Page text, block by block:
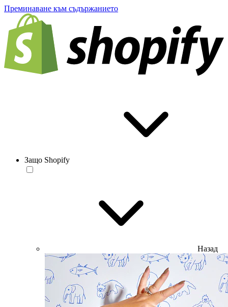
Преминаване към съдържанието
Защо Shopify
Назад